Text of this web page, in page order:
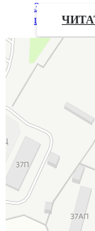
Запрос
цены